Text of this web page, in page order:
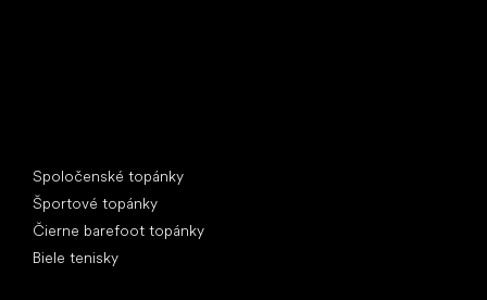
Spoločenské topánky
Športové topánky
Čierne barefoot topánky
Biele tenisky